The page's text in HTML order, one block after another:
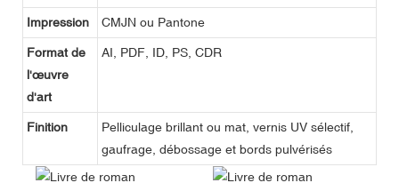
Impression CMJN ou Pantone
Format de
l'œuvre
d'art
AI, PDF, ID, PS, CDR
Finition
Pelliculage brillant ou mat, vernis UV sélectif,
gaufrage, débossage et bords pulvérisés